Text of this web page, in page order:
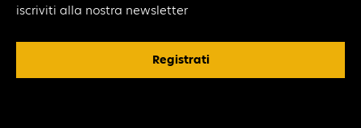
iscriviti alla nostra newsletter
Registrati